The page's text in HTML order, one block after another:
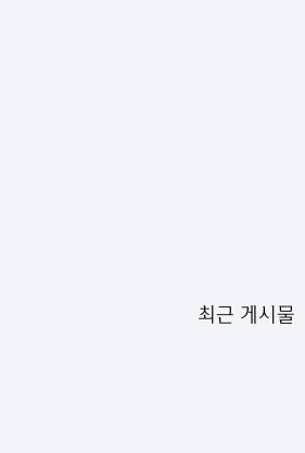
최근 게시물